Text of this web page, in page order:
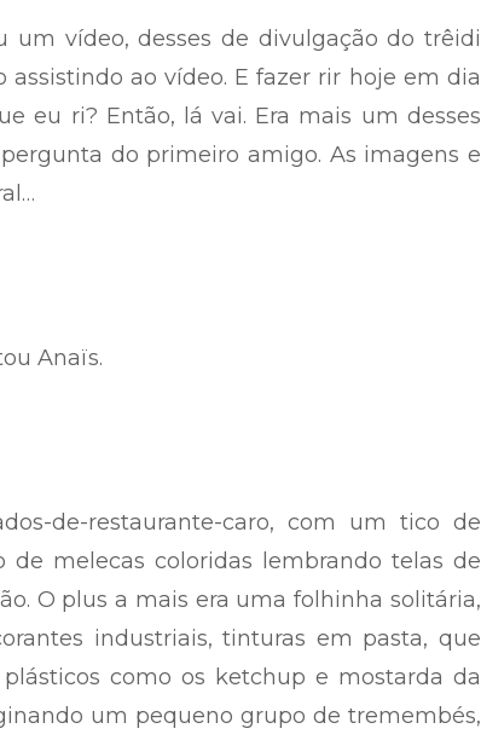
vídeo, desses de divulgação do trêidi
ao vídeo. E fazer rir hoje em dia
eu ri? Então, lá vai. Era mais um desses
do primeiro amigo. As imagens e
Anaïs.
de-restaurante-caro, com um tico de
melecas coloridas lembrando telas de
O plus a mais era uma folhinha solitária,
industriais, tinturas em pasta, que
como os ketchup e mostarda da
um pequeno grupo de tremembés,